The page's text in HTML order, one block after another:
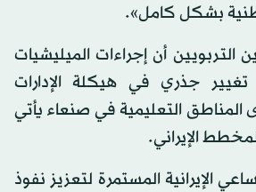
بشكل كامل».
التربويين أن إجراءات الميليشيات
تغيير جذري في هيكلة الإدارات
المناطق التعليمية في صنعاء يأتي
الإيراني.
الإيرانية المستمرة لتعزيز نفوذ